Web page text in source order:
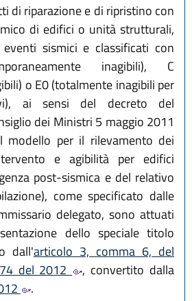
di riparazione e di ripristino con
di edifici o unità strutturali,
sismici e classificati con
inagibili), C
o E0 (totalmente inagibili per
ai sensi del decreto del
dei Ministri 5 maggio 2011
modello per il rilevamento dei
e agibilità per edifici
post-sismica e del relativo
come specificato dalle
delegato, sono attuati
dello speciale titolo
dall'articolo 3, comma 6, del
del 2012
, convertito dalla
.